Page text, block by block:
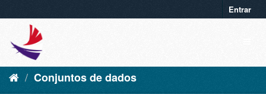
Entrar
Conjuntos de dados